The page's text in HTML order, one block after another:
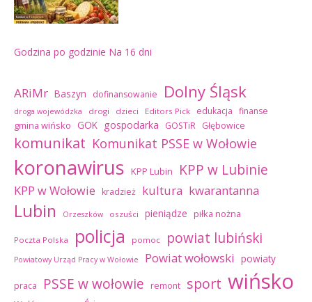
Godzina po godzinie Na 16 dni
ARiMr Baszyn dofinansowanie Dolny Śląsk
droga wojewódzka drogi dzieci Editors Pick edukacja finanse
gmina wińsko GOK gospodarka GOSTiR Głębowice
komunikat Komunikat PSSE w Wołowie
koronawirus KPP Lubin KPP w Lubinie
KPP w Wołowie kradzież kultura kwarantanna
Lubin Orzeszków oszuści pieniądze piłka nożna
Poczta Polska policja pomoc powiat lubiński
Powiatowy Urząd Pracy w Wołowie Powiat wołowski powiaty
praca PSSE w wołowie remont sport wińsko